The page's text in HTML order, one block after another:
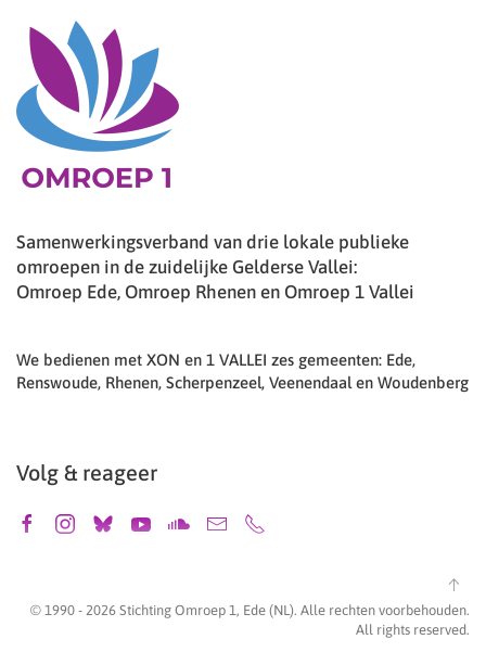
Samenwerkingsverband van drie lokale publieke
omroepen in de zuidelijke Gelderse Vallei:
Omroep Ede, Omroep Rhenen en Omroep 1 Vallei
We bedienen met XON en 1 VALLEI zes gemeenten: Ede,
Renswoude, Rhenen, Scherpenzeel, Veenendaal en Woudenberg
Volg & reageer
© 1990 - 2026 Stichting Omroep 1, Ede (NL). Alle rechten voorbehouden.
All rights reserved.